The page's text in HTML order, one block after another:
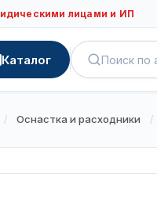
лицами и ИП
Каталог
/ Оснастка и расходники /